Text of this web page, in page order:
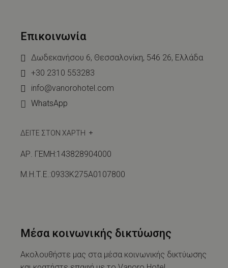
Επικοινωνία
Δωδεκανήσου 6, Θεσσαλονίκη, 546 26, Ελλάδα
+30 2310 553283
info@vanorohotel.com
WhatsApp
ΔΕΙΤΕ ΣΤΟΝ ΧΑΡΤΗ
ΑΡ. ΓΕΜΗ:143828904000
Μ.Η.Τ.Ε.:0933Κ275Α0107800
Μέσα κοινωνικής δικτύωσης
Ακολουθήστε μας στα μέσα κοινωνικής δικτύωσης